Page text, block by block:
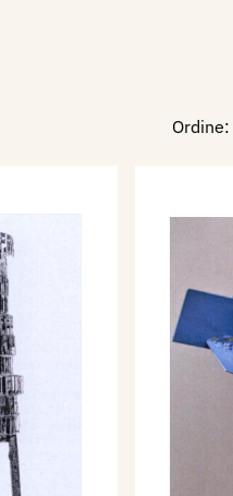
Ordine: